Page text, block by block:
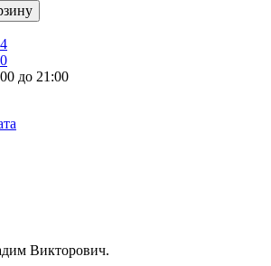
до 21:00
Викторович.